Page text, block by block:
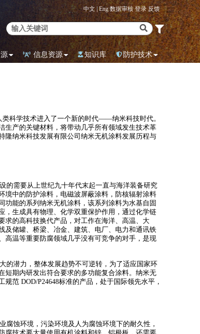
中文 |Eng 数据审核登录反馈
信息资源 知识库 防护技术
科学技术进入了一个新的时代——纳米科技时代。
生产的关键材料，将带动几乎所有领域发生技术革
隆纳米科技发展有限公司纳米无机涂料发展历程与
的需要从上世纪九十年代末起一直与海洋装备研究
境中的防护涂料，电磁波屏蔽涂料，防核辐射涂料
能的系列纳米无机涂料，该系列涂料为水基自固
，生成具有物理、化学双重保护作用，通过化学链
求的高科技换代产品，对工作在海洋、高温、大
及储罐、桥梁、冶金、建筑、电厂、电力和通讯铁
温等重要防腐领域几乎没有可竞争的对手，是现
的潜力，整体发展趋势不可逆转，为了适应国家环
短期内研发出符合要求的多功能复合涂料。纳米无
范 DOD/P24648标准的产品，处于国际领先水平，
蚀环境，污染环境及人为腐蚀环境下的耐久性，